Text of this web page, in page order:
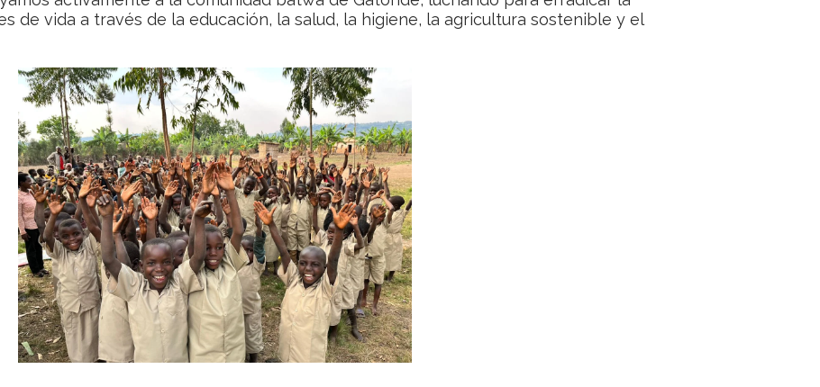
de vida a través de la educación, la salud, la higiene, la agricultura sostenible y el